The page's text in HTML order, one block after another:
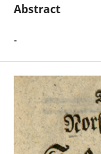
Abstract
-